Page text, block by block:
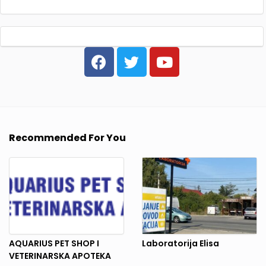
Recommended For You
AQUARIUS PET SHOP I
VETERINARSKA APOTEKA
Laboratorija Elisa